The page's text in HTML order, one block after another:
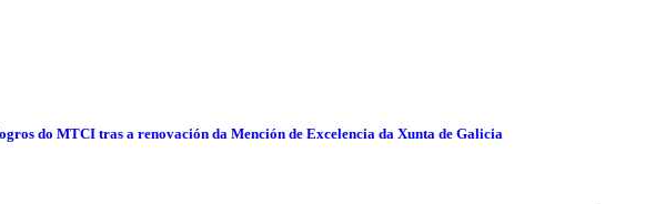
do MTCI tras a renovación da Mención de Excelencia da Xunta de Galicia